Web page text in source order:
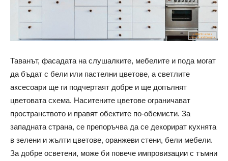
Таванът, фасадата на слушалките, мебелите и пода могат
да бъдат с бели или пастелни цветове, а светлите
аксесоари ще ги подчертаят добре и ще допълнят
цветовата схема. Наситените цветове ограничават
пространството и правят обектите по-обемисти. За
западната страна, се препоръчва да се декорират кухнята
в зелени и жълти цветове, оранжеви стени, бели мебели.
За добре осветени, може би повече импровизации с тъмни